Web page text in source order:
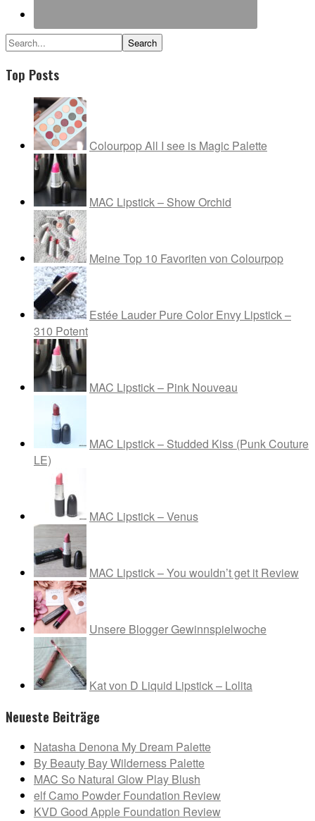
Search...
Top Posts
Colourpop All I see is Magic Palette
MAC Lipstick – Show Orchid
Meine Top 10 Favoriten von Colourpop
Estée Lauder Pure Color Envy Lipstick –
310 Potent
MAC Lipstick – Pink Nouveau
MAC Lipstick – Studded Kiss (Punk Couture
LE)
MAC Lipstick – Venus
MAC Lipstick – You wouldn’t get it Review
Unsere Blogger Gewinnspielwoche
Kat von D Liquid Lipstick – Lolita
Neueste Beiträge
Natasha Denona My Dream Palette
By Beauty Bay Wilderness Palette
MAC So Natural Glow Play Blush
elf Camo Powder Foundation Review
KVD Good Apple Foundation Review